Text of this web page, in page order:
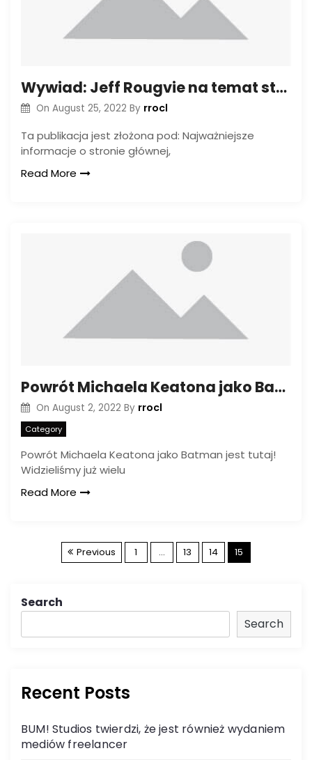
Wywiad: Jeff Rougvie na temat strzelania Image For Hits
On August 25, 2022 By rrocl
Ta publikacja jest złożona pod: Najważniejsze
informacje o stronie głównej,
Read More
Powrót Michaela Keatona jako Batmana, pokazany na materiałach „The Flash”
On August 2, 2022 By rrocl
Category
Powrót Michaela Keatona jako Batman jest tutaj!
Widzieliśmy już wielu
Read More
P
s
a
Previous 1 … 13 14 15
Search
Search
Recent Posts
BUM! Studios twierdzi, że jest również wydaniem
mediów freelancer